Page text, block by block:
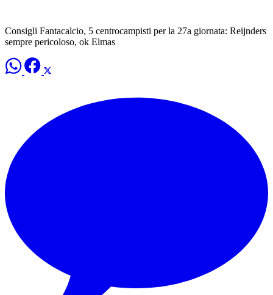
Consigli Fantacalcio, 5 centrocampisti per la 27a giornata: Reijnders
sempre pericoloso, ok Elmas